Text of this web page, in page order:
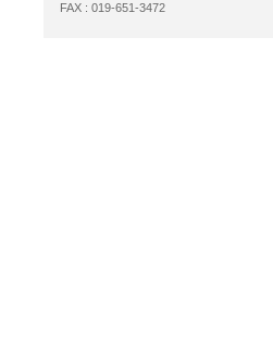
FAX : 019-651-3472